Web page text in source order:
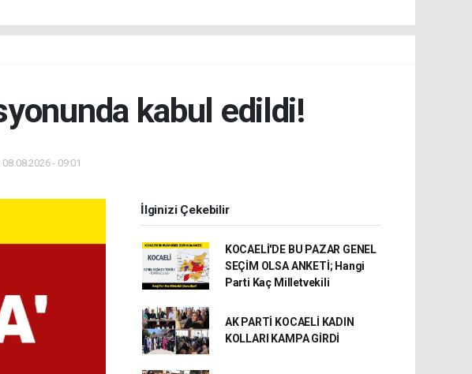
kabul edildi!
- 09:01
İlginizi Çekebilir
KOCAELİ'DE BU PAZAR GENEL
SEÇİM OLSA ANKETİ; Hangi
Parti Kaç Milletvekili
AK PARTİ KOCAELİ KADIN
KOLLARI KAMPA GİRDİ